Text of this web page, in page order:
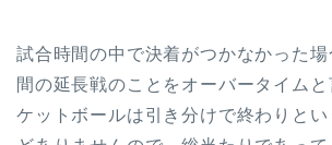
試合時間の中で決着がつかなかった
間の延長戦のことをオーバータイムと
ケットボールは引き分けで終わりと